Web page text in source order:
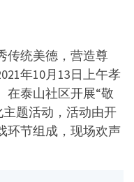
传统美德，营造尊
年10月13日上午孝
在泰山社区开展“敬
题活动，活动由开
环节组成，现场欢声